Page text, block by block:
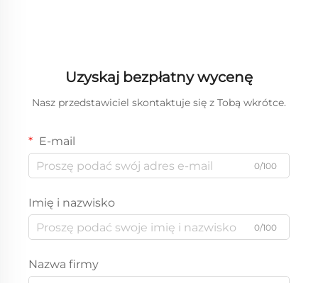
Uzyskaj bezpłatny wycenę
Nasz przedstawiciel skontaktuje się z Tobą wkrótce.
E-mail
0/100
Imię i nazwisko
0/100
Nazwa firmy